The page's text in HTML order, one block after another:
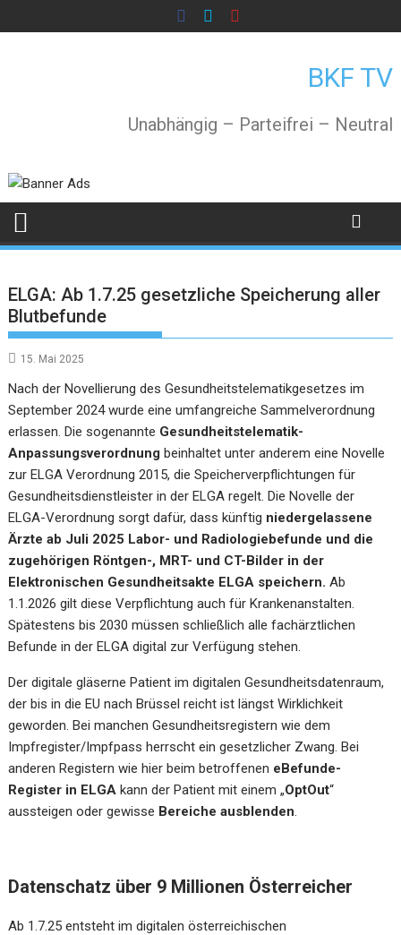
to
BKF TV
Unabhängig – Parteifrei – Neutral
ELGA: Ab 1.7.25 gesetzliche Speicherung aller
Blutbefunde
15. Mai 2025
Nach der Novellierung des Gesundheitstelematikgesetzes im
September 2024 wurde eine umfangreiche Sammelverordnung
erlassen. Die sogenannte Gesundheitstelematik-
Anpassungsverordnung beinhaltet unter anderem eine Novelle
zur ELGA Verordnung 2015, die Speicherverpflichtungen für
Gesundheitsdienstleister in der ELGA regelt. Die Novelle der
ELGA-Verordnung sorgt dafür, dass künftig niedergelassene
Ärzte ab Juli 2025 Labor- und Radiologiebefunde und die
zugehörigen Röntgen-, MRT- und CT-Bilder in der
Elektronischen Gesundheitsakte ELGA speichern. Ab
1.1.2026 gilt diese Verpflichtung auch für Krankenanstalten.
Spätestens bis 2030 müssen schließlich alle fachärztlichen
Befunde in der ELGA digital zur Verfügung stehen.
Der digitale gläserne Patient im digitalen Gesundheitsdatenraum,
der bis in die EU nach Brüssel reicht ist längst Wirklichkeit
geworden. Bei manchen Gesundheitsregistern wie dem
Impfregister/Impfpass herrscht ein gesetzlicher Zwang. Bei
anderen Registern wie hier beim betroffenen eBefunde-
Register in ELGA kann der Patient mit einem „OptOut“
aussteigen oder gewisse Bereiche ausblenden.
Datenschatz über 9 Millionen Österreicher
Ab 1.7.25 entsteht im digitalen österreichischen